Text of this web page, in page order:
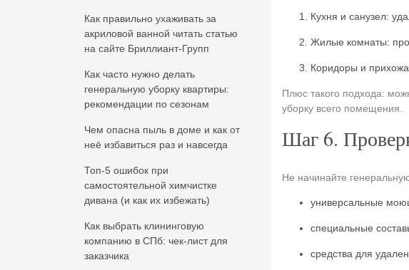
Как правильно ухаживать за
акриловой ванной читать статью
на сайте Бриллиант-Групп
Как часто нужно делать
генеральную уборку квартиры:
рекомендации по сезонам
Чем опасна пыль в доме и как от
неё избавиться раз и навсегда
Топ-5 ошибок при
самостоятельной химчистке
дивана (и как их избежать)
Как выбрать клининговую
компанию в СПб: чек-лист для
заказчика
Кухня и санузел:
Жилые комнаты:
Коридоры и
Плюс такого подхода:
уборку всего помещения.
Шаг 6.
Не начинайте
универсальные
специальные
средства для